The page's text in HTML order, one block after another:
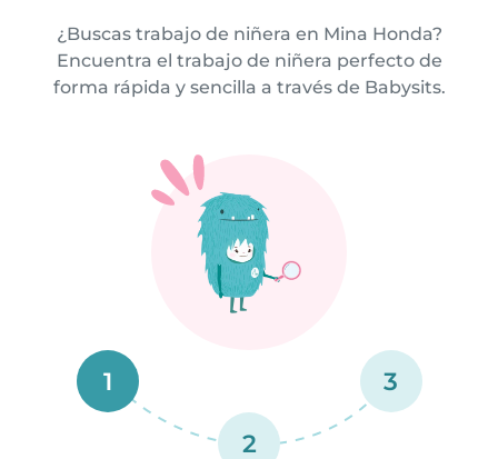
¿Buscas trabajo de niñera en Mina Honda?
Encuentra el trabajo de niñera perfecto de
forma rápida y sencilla a través de Babysits.
1
2
3